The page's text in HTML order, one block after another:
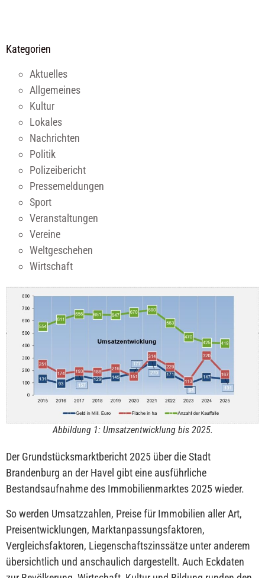
Kategorien
Aktuelles
Allgemeines
Kultur
Lokales
Nachrichten
Politik
Polizeibericht
Pressemeldungen
Sport
Veranstaltungen
Vereine
Weltgeschehen
Wirtschaft
Abbildung 1: Umsatzentwicklung bis 2025.
Der Grundstücksmarktbericht 2025 über die Stadt
Brandenburg an der Havel gibt eine ausführliche
Bestandsaufnahme des Immobilienmarktes 2025 wieder.
So werden Umsatzzahlen, Preise für Immobilien aller Art,
Preisentwicklungen, Marktanpassungsfaktoren,
Vergleichsfaktoren, Liegenschaftszinssätze unter anderem
übersichtlich und anschaulich dargestellt. Auch Eckdaten